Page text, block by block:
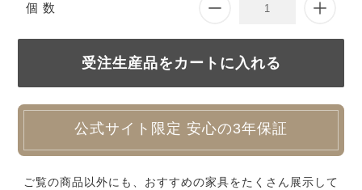
個 数
公式サイト限定 安心の3年保証
ご覧の商品以外にも、おすすめの家具をたくさん展示して